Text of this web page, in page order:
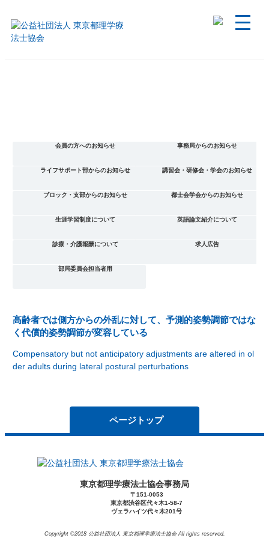
会員の方へのお知らせ 事務局からのお知らせ
ライフサポート部からのお知らせ 講習会・研修会・学会のお知らせ
ブロック・支部からのお知らせ 都士会学会からのお知らせ
生涯学習制度について 英語論文紹介について
診療・介護報酬について 求人広告
部局委員会担当者用
高齢者では側方からの外乱に対して、予測的姿勢調節ではな
く代償的姿勢調節が変容している
Compensatory but not anticipatory adjustments are altered in ol
der adults during lateral postural perturbations
ページトップ
東京都理学療法士協会事務局
〒151-0053
東京都渋谷区代々木1-58-7
ヴェラハイツ代々木201号
Copyright ©2018 公益社団法人 東京都理学療法士協会 All rights reserved.